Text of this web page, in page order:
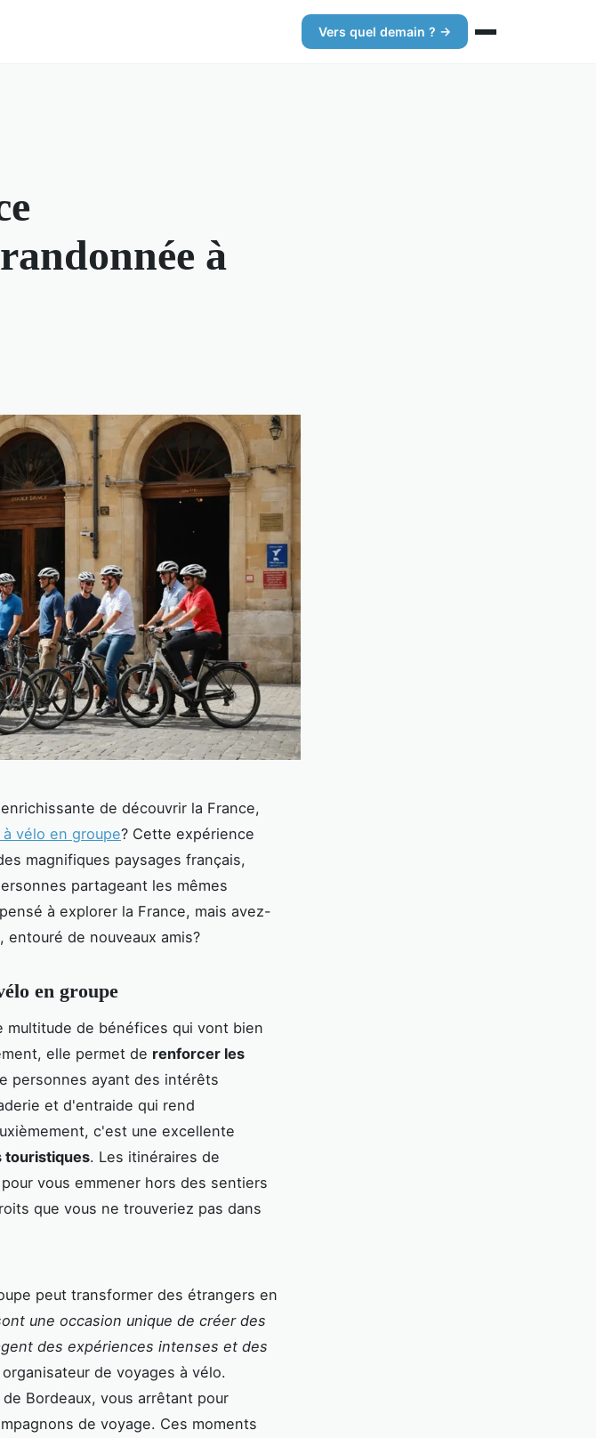
Vers quel demain ? →
à
de découvrir la France,
vélo en groupe? Cette expérience
magnifiques paysages français,
partageant les mêmes
à explorer la France, mais avez-
de nouveaux amis?
en groupe
multitude de bénéfices qui vont bien
elle permet de renforcer les
personnes ayant des intérêts
et d'entraide qui rend
c'est une excellente
touristiques. Les itinéraires de
vous emmener hors des sentiers
que vous ne trouveriez pas dans
peut transformer des étrangers en
une occasion unique de créer des
des expériences intenses et des
de voyages à vélo.
Bordeaux, vous arrêtant pour
de voyage. Ces moments